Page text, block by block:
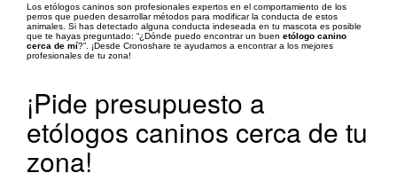
Los etólogos caninos son profesionales expertos en el comportamiento de los
perros que pueden desarrollar métodos para modificar la conducta de estos
animales. Si has detectado alguna conducta indeseada en tu mascota es posible
que te hayas preguntado: “¿Dónde puedo encontrar un buen etólogo canino
cerca de mí?”. ¡Desde Cronoshare te ayudamos a encontrar a los mejores
profesionales de tu zona!
¡Pide presupuesto a
etólogos caninos cerca de tu
zona!